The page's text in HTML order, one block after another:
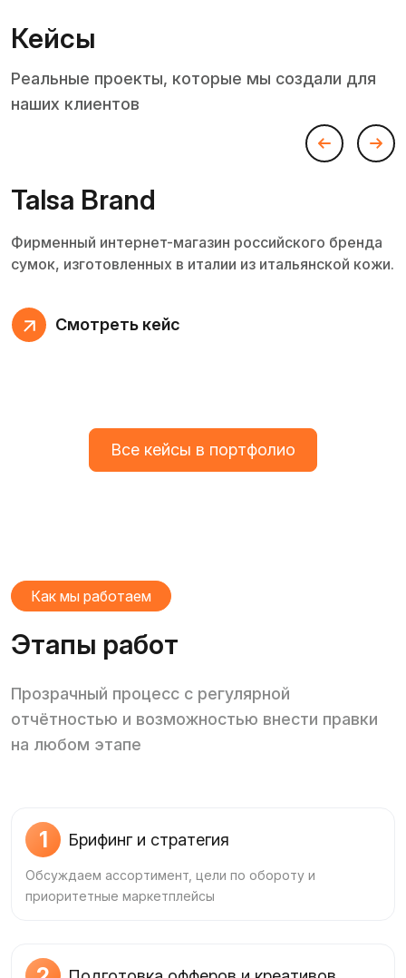
Кейсы
Реальные проекты, которые мы создали для
наших клиентов
Talsa Brand
Фирменный интернет-магазин российского бренда
сумок, изготовленных в италии из итальянской кожи.
Смотреть кейс
Все кейсы в портфолио
Как мы работаем
Этапы работ
Прозрачный процесс с регулярной
отчётностью и возможностью внести правки
на любом этапе
1 Брифинг и стратегия
Обсуждаем ассортимент, цели по обороту и
приоритетные маркетплейсы